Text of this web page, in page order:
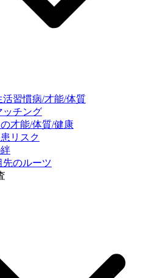
活習慣病/才能/体質
ッチング
才能/体質/健康
リスク
のルーツ